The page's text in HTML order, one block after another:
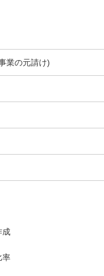
業の元請け)
成
率